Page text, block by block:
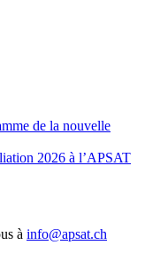
de la nouvelle
2026 à l’APSAT
à info@apsat.ch